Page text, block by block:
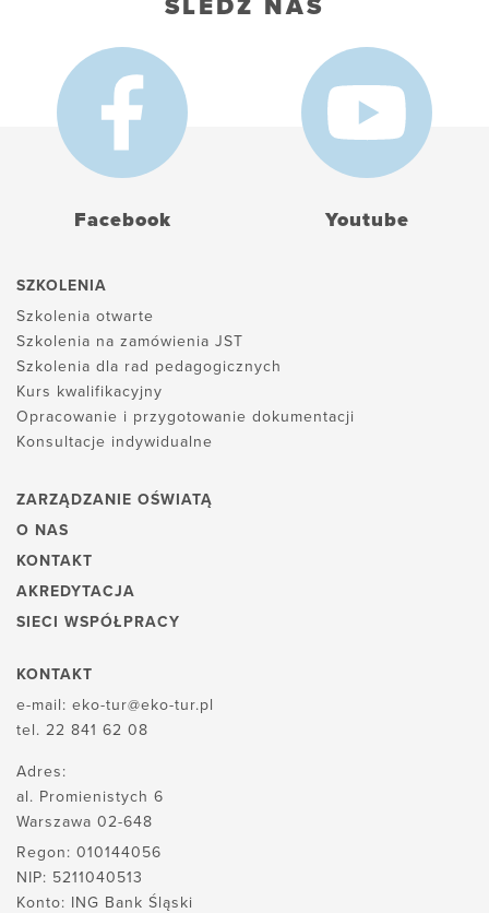
ŚLEDŹ NAS
Facebook Youtube
SZKOLENIA
Szkolenia otwarte
Szkolenia na zamówienia JST
Szkolenia dla rad pedagogicznych
Kurs kwalifikacyjny
Opracowanie i przygotowanie dokumentacji
Konsultacje indywidualne
ZARZĄDZANIE OŚWIATĄ
O NAS
KONTAKT
AKREDYTACJA
SIECI WSPÓŁPRACY
KONTAKT
e-mail: eko-tur@eko-tur.pl
tel. 22 841 62 08
Adres:
al. Promienistych 6
Warszawa 02-648
Regon: 010144056
NIP: 5211040513
Konto: ING Bank Śląski